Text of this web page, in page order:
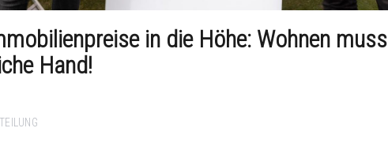
in die Höhe: Wohnen muss
Hand!